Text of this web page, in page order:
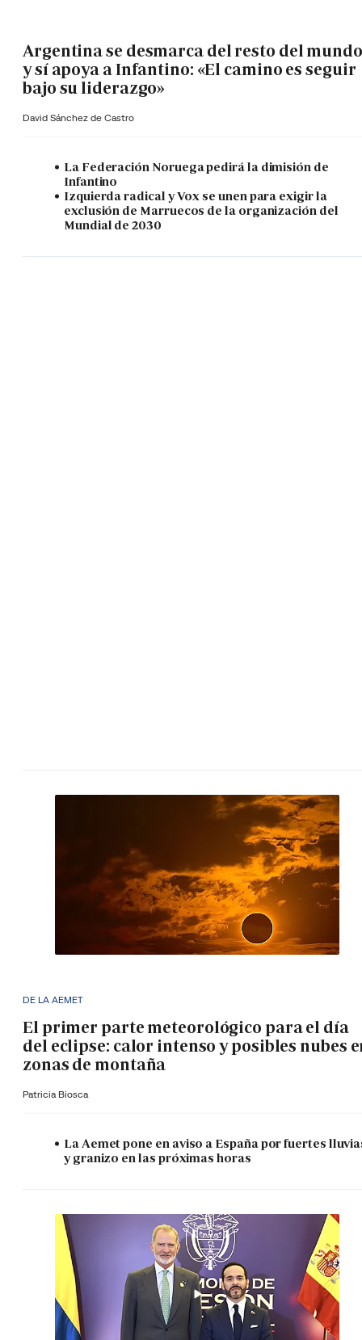
Argentina se desmarca del resto del mundo
y sí apoya a Infantino: «El camino es seguir
bajo su liderazgo»
David Sánchez de Castro
La Federación Noruega pedirá la dimisión de
Infantino
Izquierda radical y Vox se unen para exigir la
exclusión de Marruecos de la organización del
Mundial de 2030
DE LA AEMET
El primer parte meteorológico para el día
del eclipse: calor intenso y posibles nubes
zonas de montaña
Patricia Biosca
La Aemet pone en aviso a España por fuertes
y granizo en las próximas horas